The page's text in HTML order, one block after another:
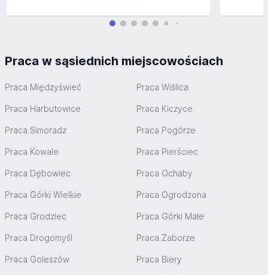
Praca w sąsiednich miejscowościach
Praca Międzyświeć Praca Wiślica
Praca Harbutowice Praca Kiczyce
Praca Simoradz Praca Pogórze
Praca Kowale Praca Pierściec
Praca Dębowiec Praca Ochaby
Praca Górki Wielkie Praca Ogrodzona
Praca Grodziec Praca Górki Małe
Praca Drogomyśl Praca Zaborze
Praca Goleszów Praca Biery